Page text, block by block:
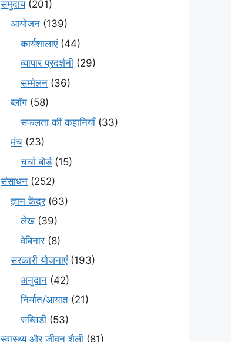
समुदाय(201)
आयोजन (139)
कार्यशालाएं(44)
व्यापार प्रदर्शनी (29)
सम्मेलन (36)
ब्लॉग (58)
सफलता की कहानियाँ(33)
मंच (23)
चर्चा बोर्ड(15)
संसाधन (252)
ज्ञान केंद्र(63)
लेख(39)
वेबिनार(8)
सरकारी योजनाएं(193)
अनुदान (42)
निर्यात/आयात (21)
सब्सिडी (53)
स्वास्थ्य और जीवन शैली (81)